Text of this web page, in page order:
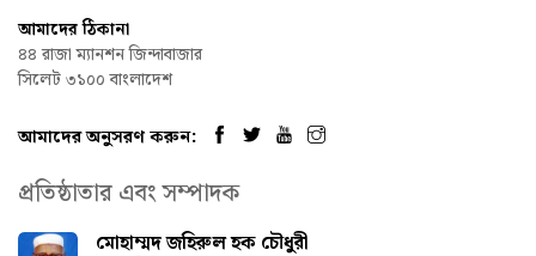
আমাদের ঠিকানা
৪৪ রাজা ম্যানশন জিন্দাবাজার
সিলেট ৩১০০ বাংলাদেশ
আমাদের অনুসরণ করুন:
প্রতিষ্ঠাতার এবং সম্পাদক
মোহাম্মদ জহিরুল হক চৌধুরী